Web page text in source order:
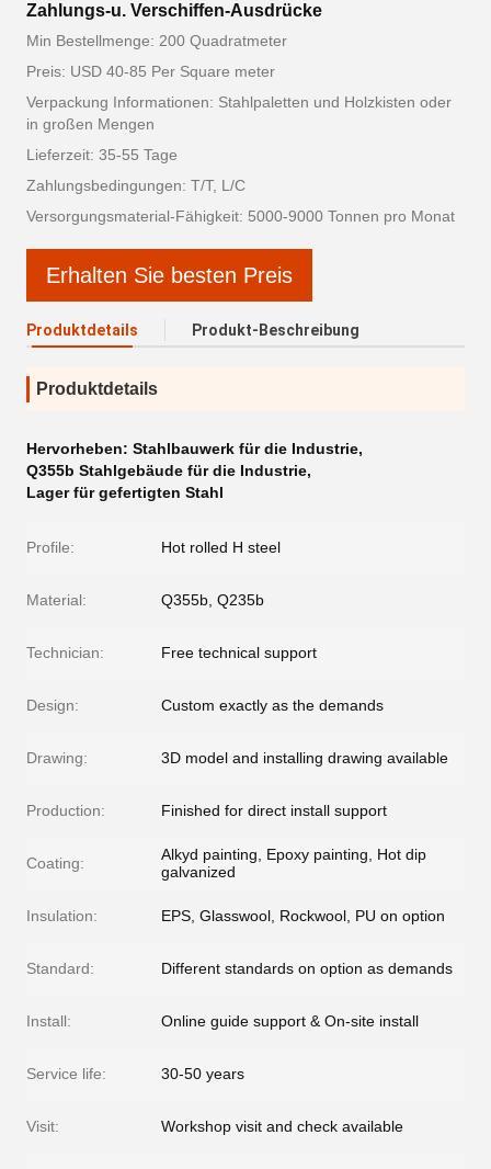
Zahlungs-u. Verschiffen-Ausdrücke
Min Bestellmenge: 200 Quadratmeter
Preis: USD 40-85 Per Square meter
Verpackung Informationen: Stahlpaletten und Holzkisten oder
in großen Mengen
Lieferzeit: 35-55 Tage
Zahlungsbedingungen: T/T, L/C
Versorgungsmaterial-Fähigkeit: 5000-9000 Tonnen pro Monat
Erhalten Sie besten Preis
Produktdetails Produkt-Beschreibung
Produktdetails
Hervorheben: Stahlbauwerk für die Industrie,
Q355b Stahlgebäude für die Industrie,
Lager für gefertigten Stahl
Profile: Hot rolled H steel
Material: Q355b, Q235b
Technician: Free technical support
Design: Custom exactly as the demands
Drawing: 3D model and installing drawing available
Production: Finished for direct install support
Coating:
Alkyd painting, Epoxy painting, Hot dip
galvanized
Insulation: EPS, Glasswool, Rockwool, PU on option
Standard: Different standards on option as demands
Install: Online guide support & On-site install
Service life: 30-50 years
Visit: Workshop visit and check available